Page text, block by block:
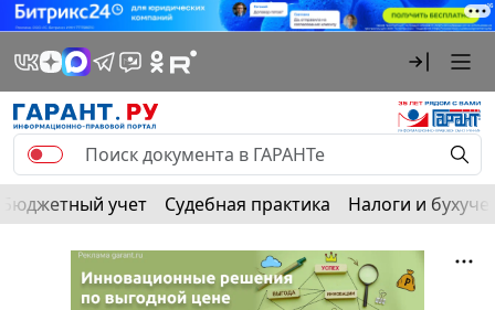
Бюджетный учет Судебная практика Налоги и